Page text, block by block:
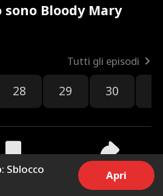
sono Bloody Mary
Tutti gli episodi
28 29 30
2.6k Condividi
Sblocco
Apri